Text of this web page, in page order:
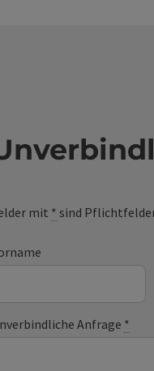
mit * sind
Anfrage *